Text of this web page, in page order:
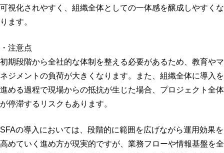
可視化されやすく、組織全体としての一体感を醸成しやすくな
ります。
・注意点
初期段階から全社的な体制を整える必要があるため、教育やマ
ネジメントの負荷が大きくなります。また、組織全体に導入を
進める過程で現場からの抵抗が生じた場合、プロジェクト全体
が停滞するリスクもあります。
SFAの導入においては、段階的に範囲を広げながら運用効果を
高めていく進め方が現実的ですが、業務フローや情報基盤を全